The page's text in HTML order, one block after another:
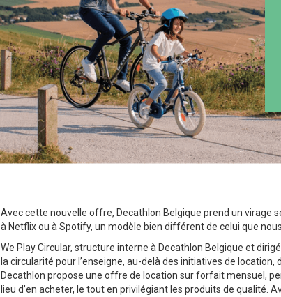
Avec cette nouvelle offre, Decathlon Belgique prend un virage
à Netflix ou à Spotify, un modèle bien différent de celui que
We Play Circular, structure interne à Decathlon Belgique et
la circularité pour l’enseigne, au-delà des initiatives de
Decathlon propose une offre de location sur forfait mensuel,
lieu d’en acheter, le tout en privilégiant les produits de qualité.